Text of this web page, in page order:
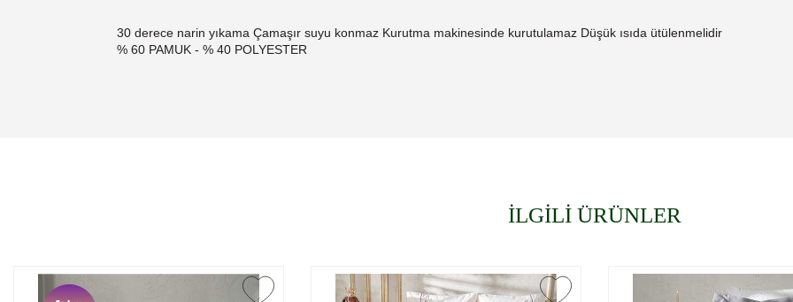
30 derece narin yıkama Çamaşır suyu konmaz Kurutma makinesinde kurutulamaz Düşük ısıda ütülenmelidir
% 60 PAMUK - % 40 POLYESTER
İLGİLİ ÜRÜNLER